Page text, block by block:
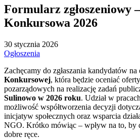
Formularz zgłoszeniowy
Konkursowa 2026
30 stycznia 2026
Ogłoszenia
Zachęcamy do zgłaszania kandydatów na
Konkursowej, która będzie oceniać
pozarządowych na realizację zadań
Sulinowo w 2026 roku. Udział w
możliwość współtworzenia decyzji
inicjatyw społecznych oraz wsparcia
NGO. Krótko mówiąc – wpływ na to, by
dobre ręce.